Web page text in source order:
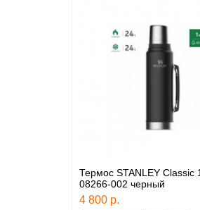
Термос STANLEY Classic
08266-002 черный
4 800 р.